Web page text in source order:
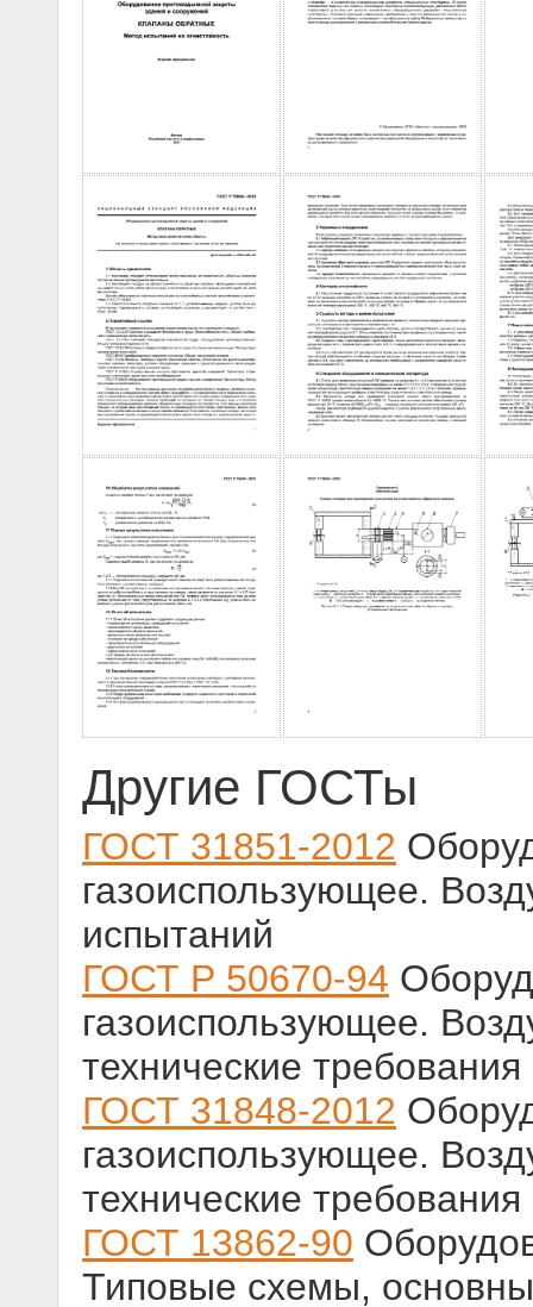
Другие ГОСТы
ГОСТ 31851-2012
газоиспользующее.
испытаний
ГОСТ Р 50670-94
газоиспользующее.
технические требования
ГОСТ 31848-2012
газоиспользующее.
технические требования
ГОСТ 13862-90
Типовые схемы,